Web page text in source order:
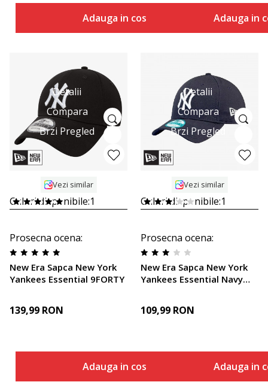
Adauga in cos Adauga in
Detalii
Compara
Brzi Pregled
Vezi similar
Culori disponibile:1
Prosecna ocena:
New Era Sapca New York
Yankees Essential 9FORTY
139,99 RON
Adauga in cos
Detalii
Compara
Brzi Pregled
Vezi similar
Culori disponibile:1
Prosecna ocena:
New Era Sapca New York
Yankees Essential Navy
109,99 RON
Adauga in